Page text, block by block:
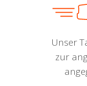
Unser
zur